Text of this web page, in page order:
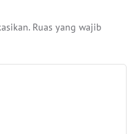
Ruas yang wajib